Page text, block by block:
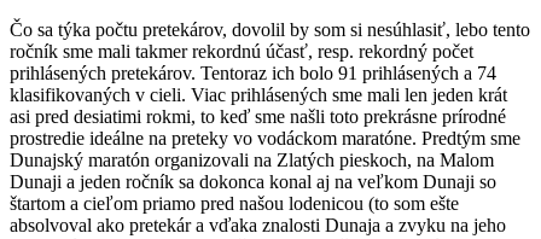
Čo sa týka počtu pretekárov, dovolil by som si nesúhlasiť, lebo tento
ročník sme mali takmer rekordnú účasť, resp. rekordný počet
prihlásených pretekárov. Tentoraz ich bolo 91 prihlásených a 74
klasifikovaných v cieli. Viac prihlásených sme mali len jeden krát
asi pred desiatimi rokmi, to keď sme našli toto prekrásne prírodné
prostredie ideálne na preteky vo vodáckom maratóne. Predtým sme
Dunajský maratón organizovali na Zlatých pieskoch, na Malom
Dunaji a jeden ročník sa dokonca konal aj na veľkom Dunaji so
štartom a cieľom priamo pred našou lodenicou (to som ešte
absolvoval ako pretekár a vďaka znalosti Dunaja a zvyku na jeho